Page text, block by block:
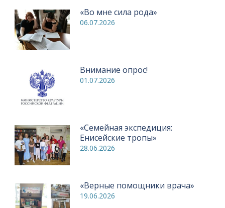
«Во мне сила рода»
06.07.2026
Внимание опрос!
01.07.2026
«Семейная экспедиция:
Енисейские тропы»
28.06.2026
«Верные помощники врача»
19.06.2026